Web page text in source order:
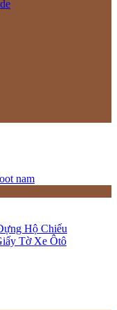
nam
Hộ Chiếu
Tờ Xe Ôtô